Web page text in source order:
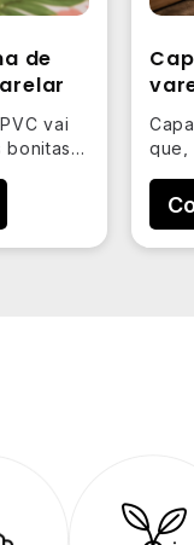
de
vai
e
por
que,
e…